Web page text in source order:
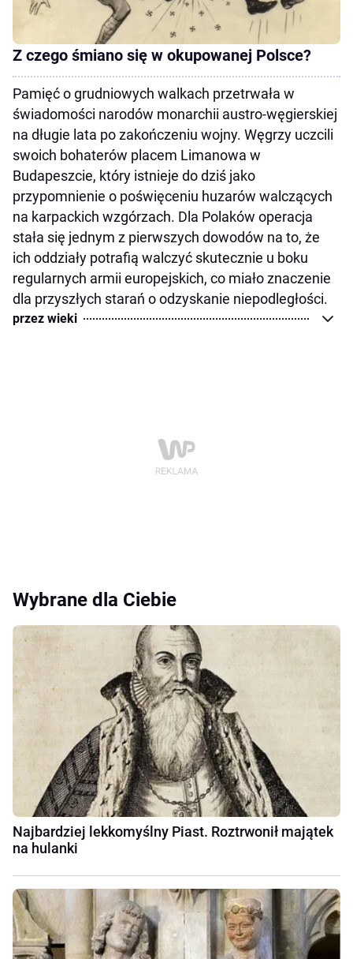
Z czego śmiano się w okupowanej Polsce?
Pamięć o grudniowych walkach przetrwała w
świadomości narodów monarchii austro-węgierskiej
na długie lata po zakończeniu wojny. Węgrzy uczcili
swoich bohaterów placem Limanowa w
Budapeszcie, który istnieje do dziś jako
przypomnienie o poświęceniu huzarów walczących
na karpackich wzgórzach. Dla Polaków operacja
stała się jednym z pierwszych dowodów na to, że
ich oddziały potrafią walczyć skutecznie u boku
regularnych armii europejskich, co miało znaczenie
dla przyszłych starań o odzyskanie niepodległości.
przez wieki
Wybrane dla Ciebie
Najbardziej lekkomyślny Piast. Roztrwonił majątek
na hulanki